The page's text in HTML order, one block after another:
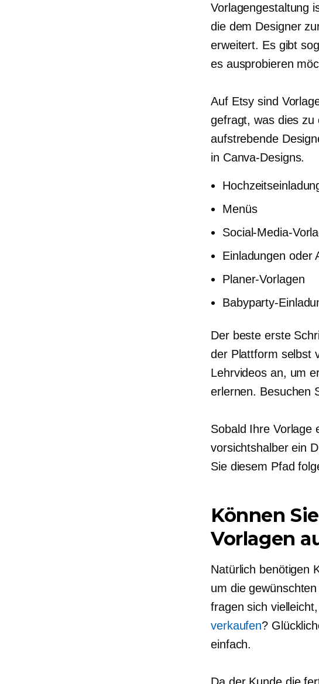
Vorlagengestaltung
die dem Designer
erweitert. Es gibt
es ausprobieren
Auf Etsy sind
gefragt, was dies zu
aufstrebende
in Canva-Designs.
Menüs
Social-Media-
Einladungen oder
Planer-Vorlagen
Babyparty-
Der beste erste
der Plattform selbst
Lehrvideos an, um
erlernen. Besuchen
Sobald Ihre Vorlage
vorsichtshalber ein
Sie diesem Pfad
Können
Vorlagen
Natürlich benötigen
um die
fragen sich
verkaufen?
einfach.